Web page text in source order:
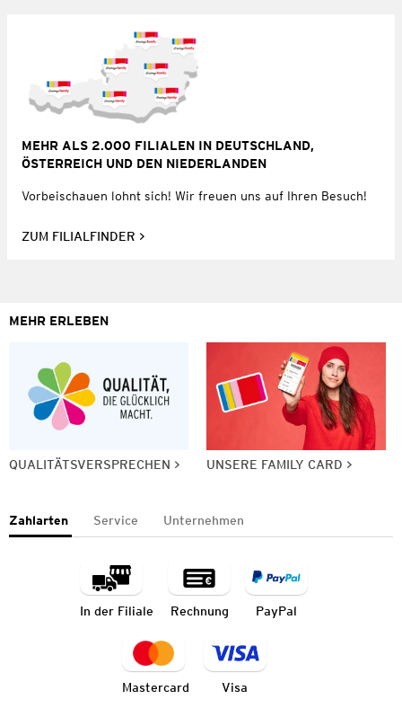
MEHR ALS 2.000 FILIALEN IN DEUTSCHLAND,
ÖSTERREICH UND DEN NIEDERLANDEN
Vorbeischauen lohnt sich! Wir freuen uns auf Ihren Besuch!
ZUM FILIALFINDER
MEHR ERLEBEN
QUALITÄTSVERSPRECHEN UNSERE FAMILY CARD
Zahlarten Service Unternehmen
In der Filiale Rechnung PayPal
Mastercard Visa